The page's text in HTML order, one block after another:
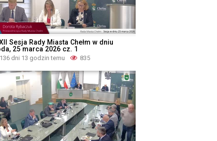
Sesja Rady Miasta Chełm w dniu
25 marca 2026 cz. 1
136 dni 13 godzin temu 835